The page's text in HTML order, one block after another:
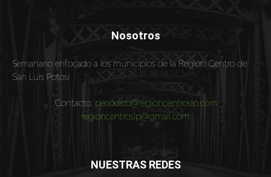
Nosotros
Semanario enfocado a los municipios de la Región Centro de
San Luis Potosí
Contacto: periodico@regioncentroslp.com
regioncentroslp@gmail.com
NUESTRAS REDES